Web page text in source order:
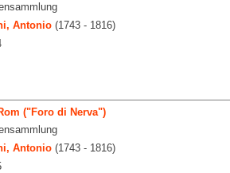
Antonio(1743 - 1816)
("Foro di Nerva")
Antonio(1743 - 1816)